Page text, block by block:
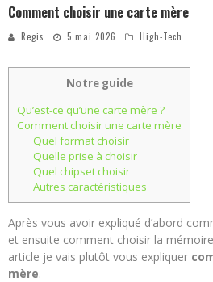
Comment choisir une carte mère
Regis 5 mai 2026 High-Tech
Notre guide
Qu’est-ce qu’une carte mère ?
Comment choisir une carte mère
Quel format choisir
Quelle prise à choisir
Quel chipset choisir
Autres caractéristiques
Après vous avoir expliqué d’abord
et ensuite comment choisir la
article je vais plutôt vous expliquer
mère.